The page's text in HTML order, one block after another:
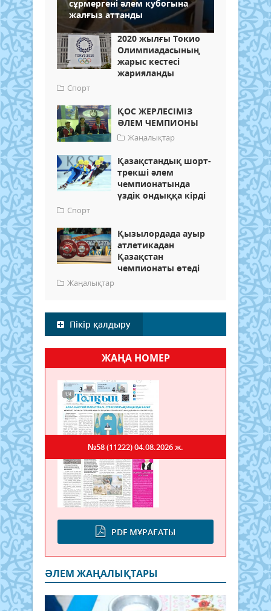
сұрмергені әлем кубогына
жалғыз аттанды
2020 жылғы Токио
Олимпиадасының
жарыс кестесі
жарияланды
Спорт
ҚОС ЖЕРЛЕСІМІЗ
ӘЛЕМ ЧЕМПИОНЫ
Жаңалықтар
Қазақстандық шорт-
трекші әлем
чемпионатында
үздік ондыққа кірді
Спорт
Қызылордада ауыр
атлетикадан
Қазақстан
чемпионаты өтеді
Жаңалықтар
Пікір қалдыру
ЖАҢА НОМЕР
PDF МҰРАҒАТЫ
№58 (11222)04.08.2026 ж.
ӘЛЕМ ЖАҢАЛЫҚТАРЫ